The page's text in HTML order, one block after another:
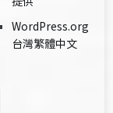
WordPress.org
台灣繁體中文